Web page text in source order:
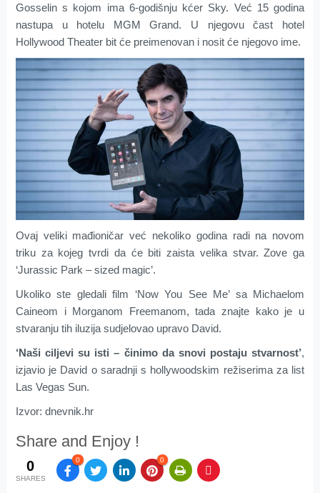
Gosselin s kojom ima 6-godišnju kćer Sky. Već 15 godina
nastupa u hotelu MGM Grand. U njegovu čast hotel
Hollywood Theater bit će preimenovan i nosit će njegovo ime.
Ovaj veliki mađioničar već nekoliko godina radi na novom
triku za kojeg tvrdi da će biti zaista velika stvar. Zove ga
‘Jurassic Park – sized magic’.
Ukoliko ste gledali film ‘Now You See Me’ sa Michaelom
Caineom i Morganom Freemanom, tada znajte kako je u
stvaranju tih iluzija sudjelovao upravo David.
‘Naši ciljevi su isti – činimo da snovi postaju stvarnost’,
izjavio je David o saradnji s hollywoodskim režiserima za list
Las Vegas Sun.
Izvor: dnevnik.hr
Share and Enjoy !
0
SHARES
0 0